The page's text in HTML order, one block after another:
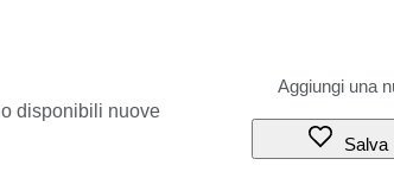
disponibili nuove
Salva